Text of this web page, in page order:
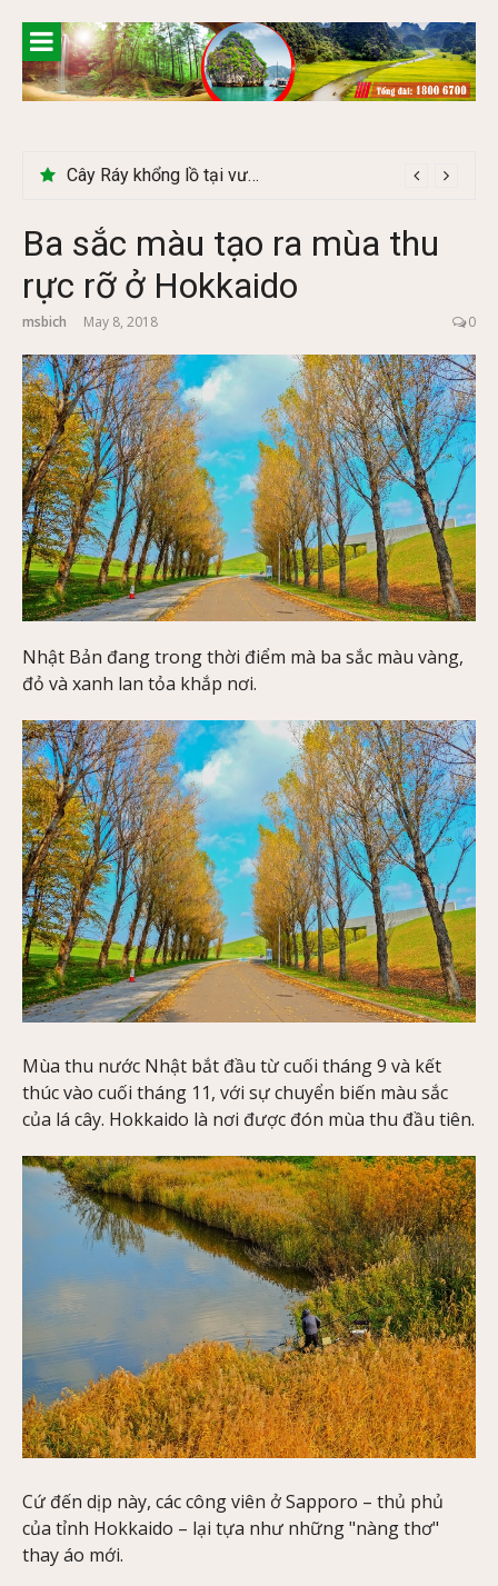
content
Khám phá chợ phiên Bắc Hà có gì đặc biệt
Ba sắc màu tạo ra mùa thu
rực rỡ ở Hokkaido
msbich May 8, 2018 0
Nhật Bản đang trong thời điểm mà ba sắc màu vàng,
đỏ và xanh lan tỏa khắp nơi.
Mùa thu nước Nhật bắt đầu từ cuối tháng 9 và kết
thúc vào cuối tháng 11, với sự chuyển biến màu sắc
của lá cây. Hokkaido là nơi được đón mùa thu đầu tiên.
Cứ đến dịp này, các công viên ở Sapporo – thủ phủ
của tỉnh Hokkaido – lại tựa như những "nàng thơ"
thay áo mới.